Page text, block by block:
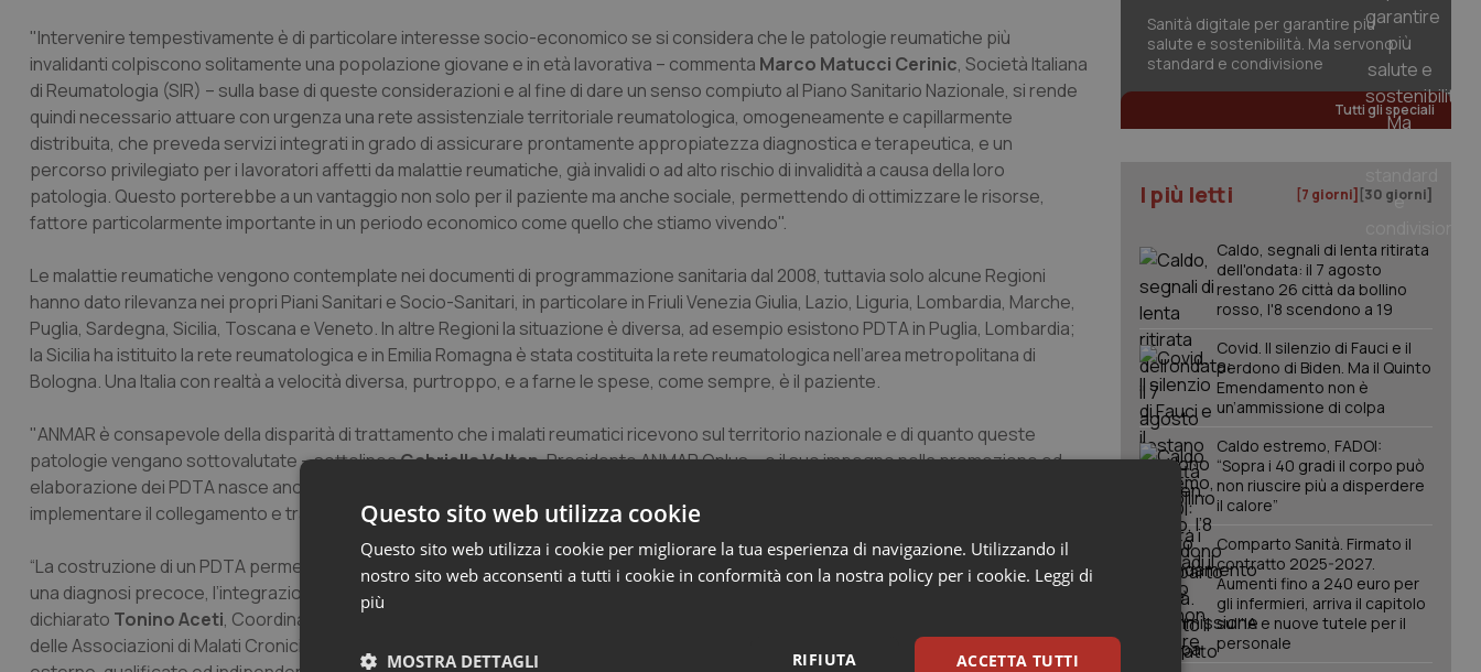
"Intervenire tempestivamente è di particolare interesse socio-economico se si considera che le patologie reumatiche più
invalidanti colpiscono solitamente una popolazione giovane e in età lavorativa – commenta Marco Matucci Cerinic, Società Italiana
di Reumatologia (SIR) – sulla base di queste considerazioni e al fine di dare un senso compiuto al Piano Sanitario Nazionale, si rende
quindi necessario attuare con urgenza una rete assistenziale territoriale reumatologica, omogeneamente e capillarmente
distribuita, che preveda servizi integrati in grado di assicurare prontamente appropiatezza diagnostica e terapeutica, e un
percorso privilegiato per i lavoratori affetti da malattie reumatiche, già invalidi o ad alto rischio di invalidità a causa della loro
patologia. Questo porterebbe a un vantaggio non solo per il paziente ma anche sociale, permettendo di ottimizzare le risorse,
fattore particolarmente importante in un periodo economico come quello che stiamo vivendo".
Le malattie reumatiche vengono contemplate nei documenti di programmazione sanitaria dal 2008, tuttavia solo alcune Regioni
hanno dato rilevanza nei propri Piani Sanitari e Socio-Sanitari, in particolare in Friuli Venezia Giulia, Lazio, Liguria, Lombardia, Marche,
Puglia, Sardegna, Sicilia, Toscana e Veneto. In altre Regioni la situazione è diversa, ad esempio esistono PDTA in Puglia, Lombardia;
la Sicilia ha istituito la rete reumatologica e in Emilia Romagna è stata costituita la rete reumatologica nell’area metropolitana di
Bologna. Una Italia con realtà a velocità diversa, purtroppo, e a farne le spese, come sempre, è il paziente.
"ANMAR è consapevole della disparità di trattamento che i malati reumatici ricevono sul territorio nazionale e di quanto queste
patologie vengano sottovalutate – sottolineaGabriella Voltan, Presidente ANMAR Onlus – e il suo impegno nella promozione ed
elaborazione dei PDTA nasce anche dall'impellente necessità di eliminare le differenze nell'accesso alle cure, oltre che da quella di
implementare il collegamento e tra territorio e medici generalisti con specialisti e ospedale".
“La costruzione di un PDTA permette la presa in carico del paziente attiva e totale, dalla prevenzione alla riabilitazione, garantendo
una diagnosi precoce, l’integrazione degli interventi ed equità di accesso ai trattamenti su tutto il territorio nazionale”, ha
dichiarato Tonino Aceti, Coordinatore Nazionale del Tribunale per i diritti del malato e Responsabile del Coordinamento nazionale
delle Associazioni di Malati Cronici-Cittadinanzattiva. “Un ruolo particolare ha avuto il Ministero della Salute come osservatore
Sanità digitale per garantire più
salute e sostenibilità. Ma servono
standard e condivisione
Tutti gli speciali
I più letti [7 giorni] [30 giorni]
Caldo, segnali di lenta ritirata
dell'ondata: il 7 agosto
restano 26 città da bollino
rosso, l'8 scendono a 19
Covid. Il silenzio di Fauci e il
perdono di Biden. Ma il Quinto
Emendamento non è
un’ammissione di colpa
Caldo estremo, FADOI:
“Sopra i 40 gradi il corpo può
non riuscire più a disperdere
il calore”
Comparto Sanità. Firmato il
contratto 2025-2027.
Aumenti fino a 240 euro per
gli infermieri, arriva il capitolo
sull'IA e nuove tutele per il
personale
Questo sito web utilizza cookie
Questo sito web utilizza i cookie per migliorare la tua esperienza di navigazione. Utilizzando il
nostro sito web acconsenti a tutti i cookie in conformità con la nostra policy per i cookie. Leggi di
più
ACCETTA TUTTI
RIFIUTA
MOSTRA DETTAGLI